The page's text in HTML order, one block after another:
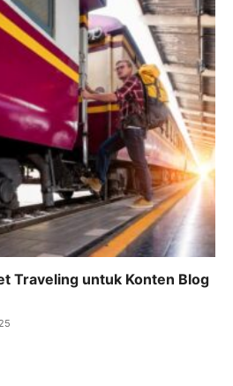
Traveling untuk Konten Blog